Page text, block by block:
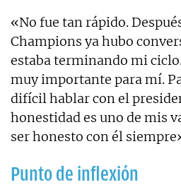
«No fue tan rápido.
Champions ya hubo
estaba terminando mi
muy importante para mí.
difícil hablar con el
honestidad es uno de mis
ser honesto con él
Punto de inflexión